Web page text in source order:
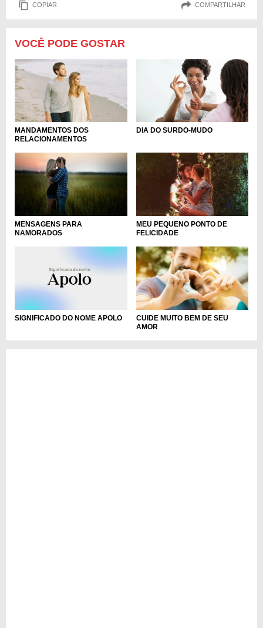
COPIAR COMPARTILHAR
VOCÊ PODE GOSTAR
MANDAMENTOS DOS
RELACIONAMENTOS
DIA DO SURDO-MUDO
MENSAGENS PARA
NAMORADOS
MEU PEQUENO PONTO DE
FELICIDADE
SIGNIFICADO DO NOME APOLO
CUIDE MUITO BEM DE SEU
AMOR